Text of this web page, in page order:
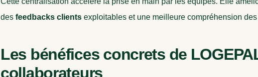
des feedbacks clients exploitables et une meilleure compréhension
Les bénéfices concrets de
collaborateurs